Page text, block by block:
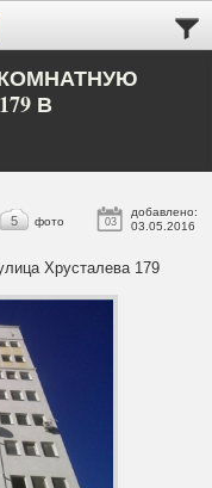
В
03
добавлено:
03.05.2016
5 фото
Хрусталева 179